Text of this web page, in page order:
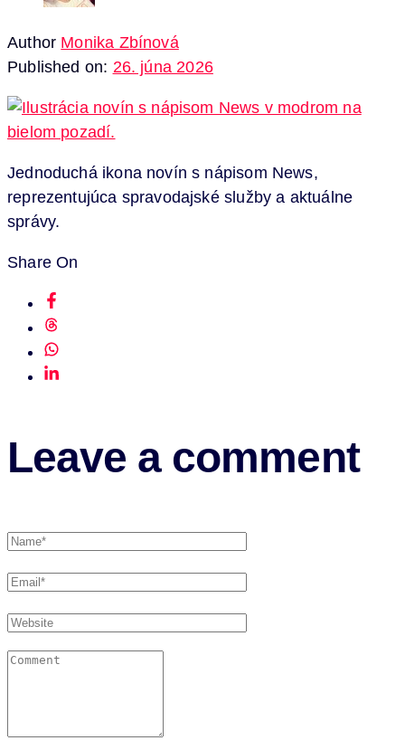
Author Monika Zbínová
Published on: 26. júna 2026
Jednoduchá ikona novín s nápisom News,
reprezentujúca spravodajské služby a aktuálne
správy.
Share On
Leave a comment